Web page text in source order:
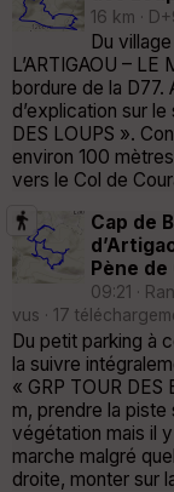
16 km ·
Du
L’ARTIGAOU –
bordure de la D77.
d’explication sur
DES LOUPS ».
environ 100
vers le Col de
Cap de
Pène
09:21 ·
vus · 17
Du petit parking à
la suivre
« GRP TOUR DES
m, prendre la piste
végétation mais il
marche malgré
droite, monter sur